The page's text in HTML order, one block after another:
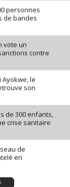
personnes
de bandes
vote un
contre
Ayokwe, le
son
de 300 enfants,
crise sanitaire
de
en